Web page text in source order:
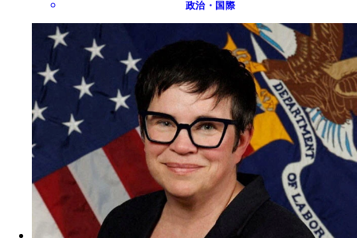
政治・国際